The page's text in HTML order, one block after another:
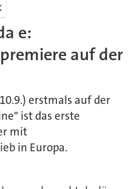
e:
auf der
erstmals auf der
ist das erste
mit
in Europa.